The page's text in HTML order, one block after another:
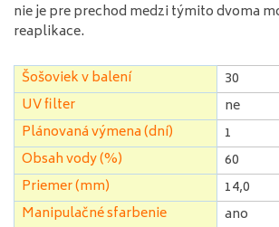
nie je pre prechod medzi týmito dvoma
reaplikace.
Šošoviek v balení
30
UV filter
ne
Plánovaná výmena (dní)
1
Obsah vody (%)
60
Priemer (mm)
14,0
Manipulačné sfarbenie
ano